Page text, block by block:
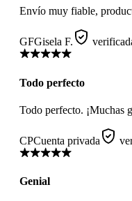
Envío muy fiable,
GFGisela F.
Todo perfecto
Todo perfecto. ¡Muchas
CPCuenta privada
Genial